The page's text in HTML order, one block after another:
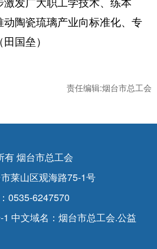
发广大职工学技术、练本
陶瓷琉璃产业向标准化、专
国垒）
责任编辑:烟台市总工会
有 烟台市总工会
莱山区观海路75-1号
0535-6247570
中文域名：烟台市总工会.公益